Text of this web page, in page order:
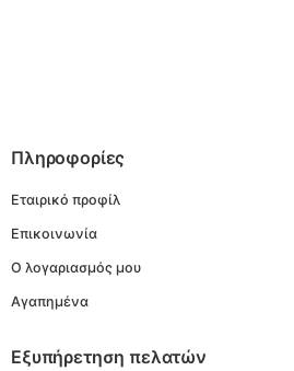
Πληροφορίες
Εταιρικό προφίλ
Επικοινωνία
Ο λογαριασμός μου
Αγαπημένα
Εξυπήρετηση πελατών